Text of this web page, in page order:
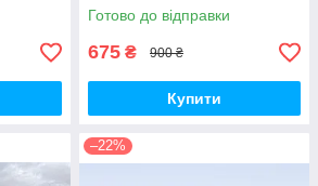
Готово до відправки
675 ₴ 900 ₴
Купити
–22%